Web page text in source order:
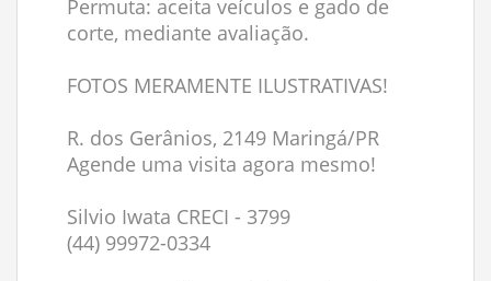
Permuta: aceita veículos e gado de
corte, mediante avaliação.
FOTOS MERAMENTE ILUSTRATIVAS!
R. dos Gerânios, 2149 Maringá/PR
Agende uma visita agora mesmo!
Silvio Iwata CRECI - 3799
(44) 99972-0334